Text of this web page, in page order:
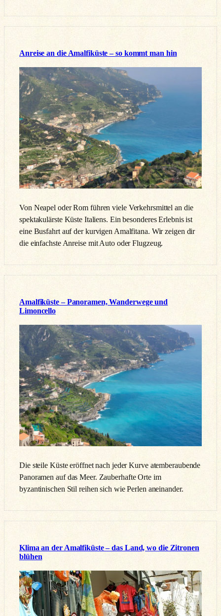
Anreise an die Amalfiküste – so kommt man hin
Von Neapel oder Rom führen viele Verkehrsmittel an die
spektakulärste Küste Italiens. Ein besonderes Erlebnis ist
eine Busfahrt auf der kurvigen Amalfitana. Wir zeigen dir
die einfachste Anreise mit Auto oder Flugzeug.
Amalfiküste – Panoramen, Wanderwege und
Limoncello
Die steile Küste eröffnet nach jeder Kurve atemberaubende
Panoramen auf das Meer. Zauberhafte Orte im
byzantinischen Stil reihen sich wie Perlen aneinander.
Klima an der Amalfiküste – das Land, wo die Zitronen
blühen